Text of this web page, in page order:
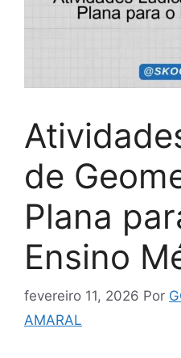
de
Plana
Ensino
fevereiro 11, 2026 Por
AMARAL